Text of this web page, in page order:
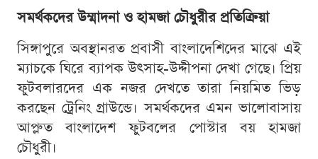
সমর্থকদের উম্মাদনা ও হামজা চৌধুরীর প্রতিক্রিয়া
সিঙ্গাপুরে অবস্থানরত প্রবাসী বাংলাদেশিদের মাঝে এই
ম্যাচকে ঘিরে ব্যাপক উৎসাহ-উদ্দীপনা দেখা গেছে। প্রিয়
ফুটবলারদের এক নজর দেখতে তারা নিয়মিত ভিড়
করছেন ট্রেনিং গ্রাউন্ডে। সমর্থকদের এমন ভালোবাসায়
আপ্লুত বাংলাদেশ ফুটবলের পোস্টার বয় হামজা
চৌধুরী।